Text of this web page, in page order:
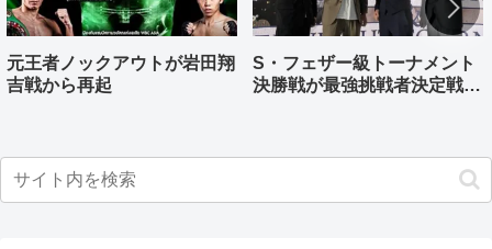
元王者ノックアウトが岩田翔
吉戦から再起
S・フェザー級トーナメント
決勝戦が最強挑戦者決定戦兼